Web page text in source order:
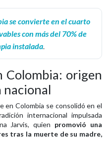
se convierte en el cuarto
con más del 70% de
instalada.
Colombia: origen
nacional
en Colombia se consolidó en el
internacional impulsada
Jarvis, quien promovió una
tras la muerte de su madre,